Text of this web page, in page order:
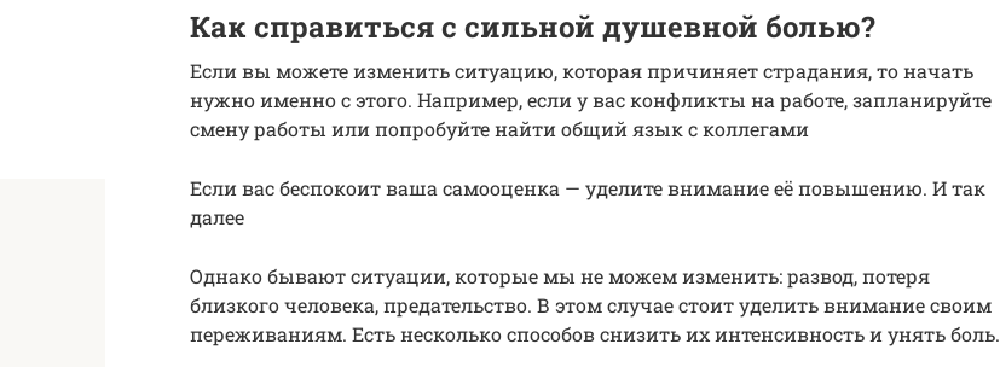
Как справиться с сильной душевной болью?
Если вы можете изменить ситуацию, которая причиняет страдания, то начать
нужно именно с этого. Например, если у вас конфликты на работе, запланируйте
смену работы или попробуйте найти общий язык с коллегами
Если вас беспокоит ваша самооценка — уделите внимание её повышению. И так
далее
Однако бывают ситуации, которые мы не можем изменить: развод, потеря
близкого человека, предательство. В этом случае стоит уделить внимание своим
переживаниям. Есть несколько способов снизить их интенсивность и унять боль.